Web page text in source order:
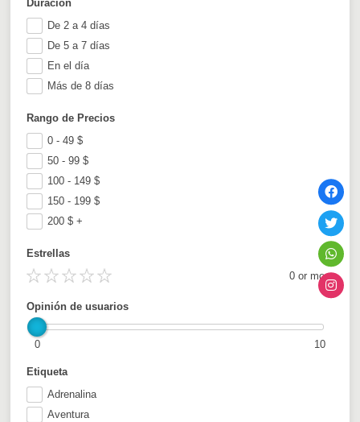
Duración
De 2 a 4 días
De 5 a 7 días
En el día
Más de 8 días
Etiqueta
Adrenalina
Aventura
Estrellas
0 or more
Opinión de usuarios
0 10
Rango de Precios
0 - 49$
50 - 99$
100 - 149$
150 - 199$
200$ +